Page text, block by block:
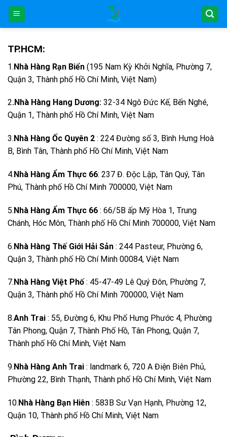
Skip
content
TP.HCM:
1.Nhà Hàng Rạn Biển (195 Nam Kỳ Khởi Nghĩa, Phường 7,
Quận 3, Thành phố Hồ Chí Minh, Việt Nam)
2.Nhà Hàng Hang Dương: 32-34 Ngô Đức Kế, Bến Nghé,
Quận 1, Thành phố Hồ Chí Minh, Việt Nam
3. Nhà Hàng Ốc Quyên 2 : 224 Đường số 3, Bình Hưng Hoà
B, Bình Tân, Thành phố Hồ Chí Minh, Việt Nam
4.Nhà Hàng Ẩm Thực 66: 237 Đ. Độc Lập, Tân Quý, Tân
Phú, Thành phố Hồ Chí Minh 700000, Việt Nam
5.Nhà Hàng Ẩm Thực 66 : 66/5B ấp Mỹ Hòa 1, Trung
Chánh, Hóc Môn, Thành phố Hồ Chí Minh 700000, Việt Nam
6.Nhà Hàng Thế Giới Hải Sản : 244 Pasteur, Phường 6,
Quận 3, Thành phố Hồ Chí Minh 00084, Việt Nam
7. Nhà Hàng Việt Phố : 45-47-49 Lê Quý Đôn, Phường 7,
Quận 3, Thành phố Hồ Chí Minh 700000, Việt Nam
8.Anh Trai : 55, Đường 6, Khu Phố Hưng Phước 4, Phường
Tân Phong, Quận 7, Thành Phố Hồ, Tân Phong, Quận 7,
Thành phố Hồ Chí Minh, Việt Nam
9.Nhà Hàng Anh Trai : landmark 6, 720 A Điện Biên Phủ,
Phường 22, Bình Thạnh, Thành phố Hồ Chí Minh, Việt Nam
10.Nhà Hàng Bạn Hiên : 583B Sư Vạn Hạnh, Phường 12,
Quận 10, Thành phố Hồ Chí Minh, Việt Nam